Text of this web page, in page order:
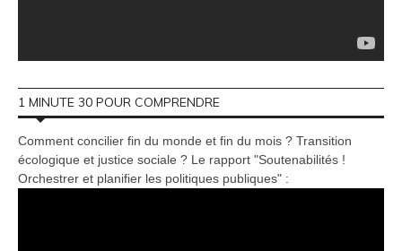
1 MINUTE 30 POUR COMPRENDRE
Comment concilier fin du monde et fin du mois ? Transition
écologique et justice sociale ? Le rapport "Soutenabilités !
Orchestrer et planifier les politiques publiques" :